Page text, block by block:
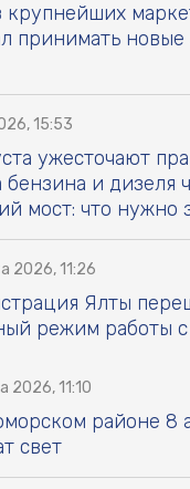
крупнейших
принимать новые
15:53
ужесточают
бензина и дизеля
мост: что нужно
2026, 11:26
Ялты
режим работы
2026, 11:10
районе 8
свет